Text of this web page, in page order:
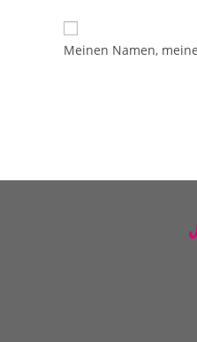
Meinen Namen,